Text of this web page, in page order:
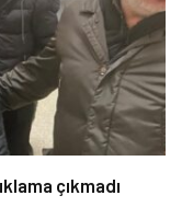
çıkmadı